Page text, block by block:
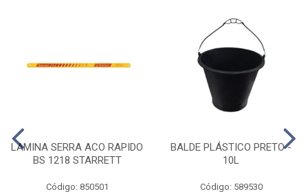
LAMINA SERRA ACO RAPIDO
BS 1218 STARRETT
Código: 850501
BALDE PLÁSTICO PRETO -
10L
Código: 589530